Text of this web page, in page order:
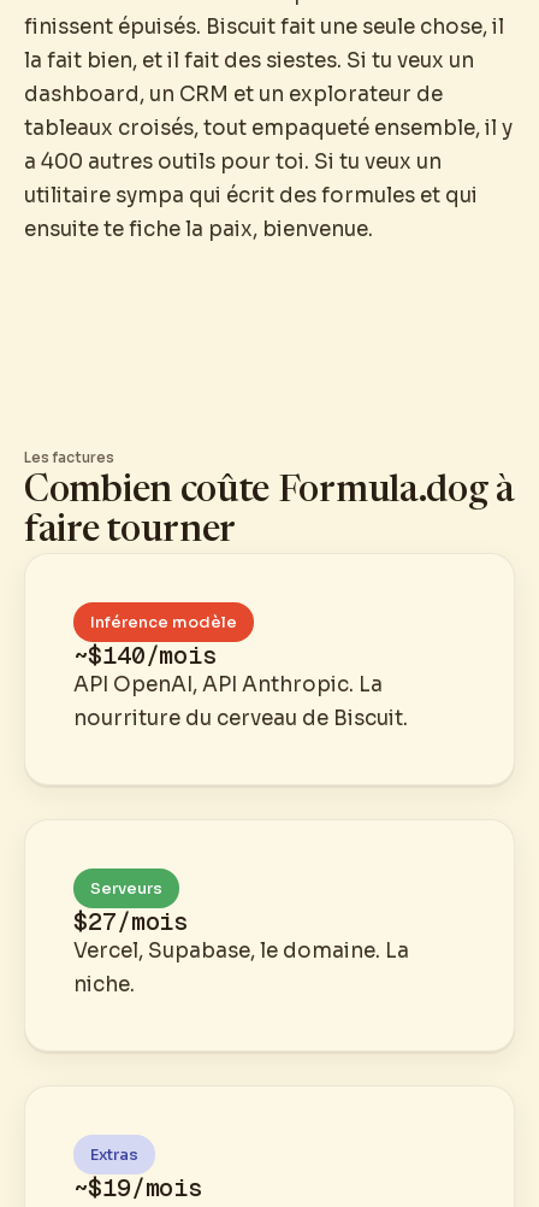
finissent épuisés. Biscuit fait une seule chose, il
la fait bien, et il fait des siestes. Si tu veux un
dashboard, un CRM et un explorateur de
tableaux croisés, tout empaqueté ensemble, il y
a 400 autres outils pour toi. Si tu veux un
utilitaire sympa qui écrit des formules et qui
ensuite te fiche la paix, bienvenue.
Les factures
Combien coûte Formula.dog à
faire tourner
Inférence modèle
~$140/mois
API OpenAI, API Anthropic. La
nourriture du cerveau de Biscuit.
Serveurs
$27/mois
Vercel, Supabase, le domaine. La
niche.
Extras
~$19/mois